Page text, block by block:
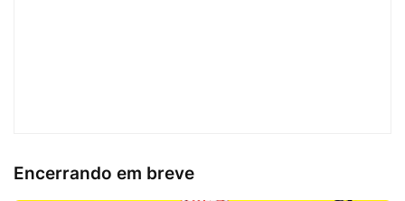
Encerrando em breve